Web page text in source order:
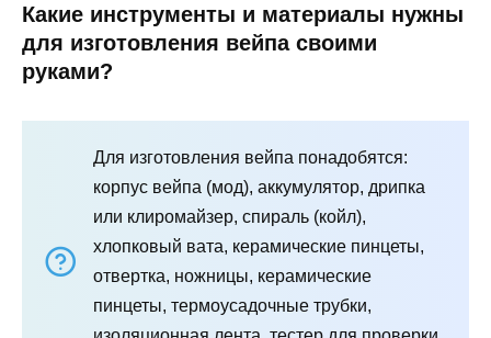
Какие инструменты и материалы нужны
для изготовления вейпа своими
руками?
Для изготовления вейпа понадобятся:
корпус вейпа (мод), аккумулятор, дрипка
или клиромайзер, спираль (койл),
хлопковый вата, керамические пинцеты,
отвертка, ножницы, керамические
пинцеты, термоусадочные трубки,